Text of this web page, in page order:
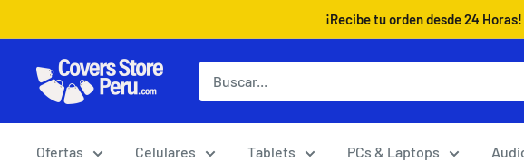
directamente
contenido
¡Recibe tu orden desde 24
Coversstoreperu.Com
Ofertas Celulares Tablets PCs & Laptops